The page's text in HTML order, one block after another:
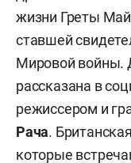
жизни Греты
ставшей
Мировой войны.
рассказана в
режиссером и
Рача.
которые